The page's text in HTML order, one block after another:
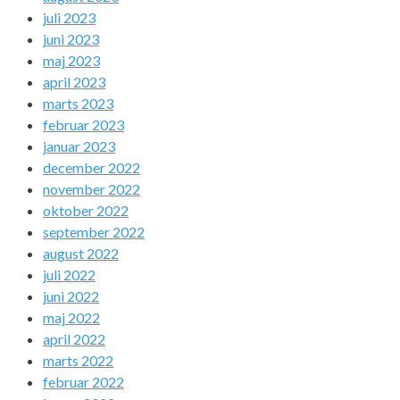
juli 2023
juni 2023
maj 2023
april 2023
marts 2023
februar 2023
januar 2023
december 2022
november 2022
oktober 2022
september 2022
august 2022
juli 2022
juni 2022
maj 2022
april 2022
marts 2022
februar 2022